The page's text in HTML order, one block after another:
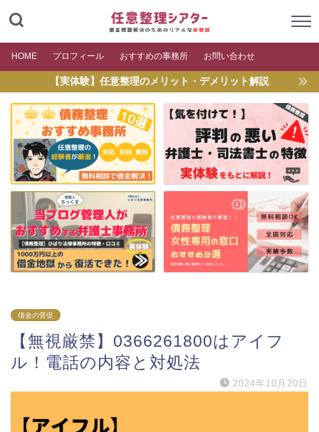
HOME プロフィール おすすめの事務所 お問い合わせ
【実体験】任意整理のメリット・デメリット解説
借金の督促
【無視厳禁】0366261800はアイフ
ル！電話の内容と対処法
2024年10月20日